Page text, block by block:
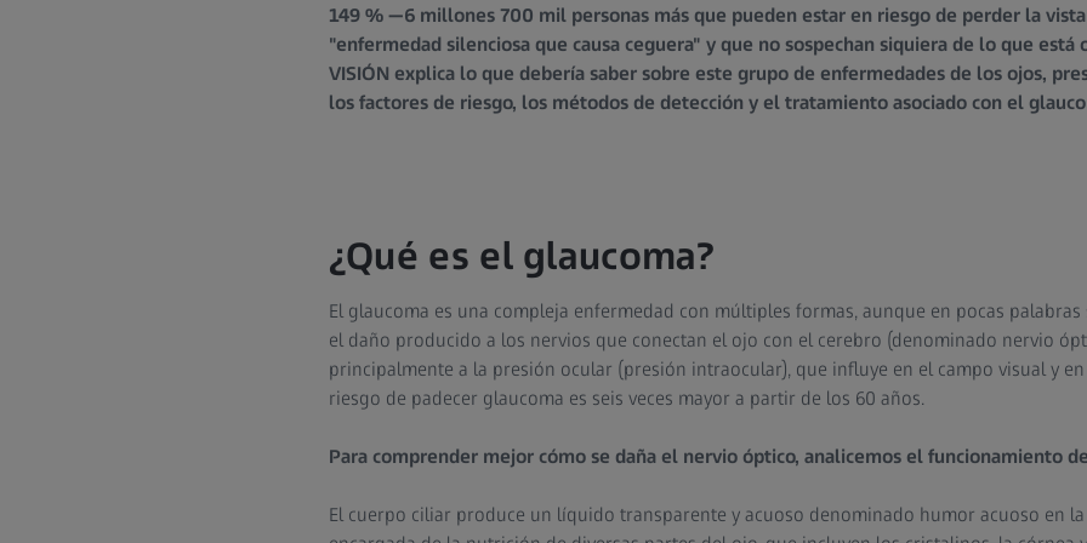
149 % —6 millones 700 mil personas más que pueden estar en riesgo de perder la vista
"enfermedad silenciosa que causa ceguera" y que no sospechan siquiera de lo que está
VISIÓN explica lo que debería saber sobre este grupo de enfermedades de los ojos,
los factores de riesgo, los métodos de detección y el tratamiento asociado con el
¿Qué es el glaucoma?
El glaucoma es una compleja enfermedad con múltiples formas, aunque en pocas
el daño producido a los nervios que conectan el ojo con el cerebro (denominado nervio
principalmente a la presión ocular (presión intraocular), que influye en el campo visual y en
riesgo de padecer glaucoma es seis veces mayor a partir de los 60 años.
Para comprender mejor cómo se daña el nervio óptico, analicemos el funcionamiento
El cuerpo ciliar produce un líquido transparente y acuoso denominado humor acuoso en